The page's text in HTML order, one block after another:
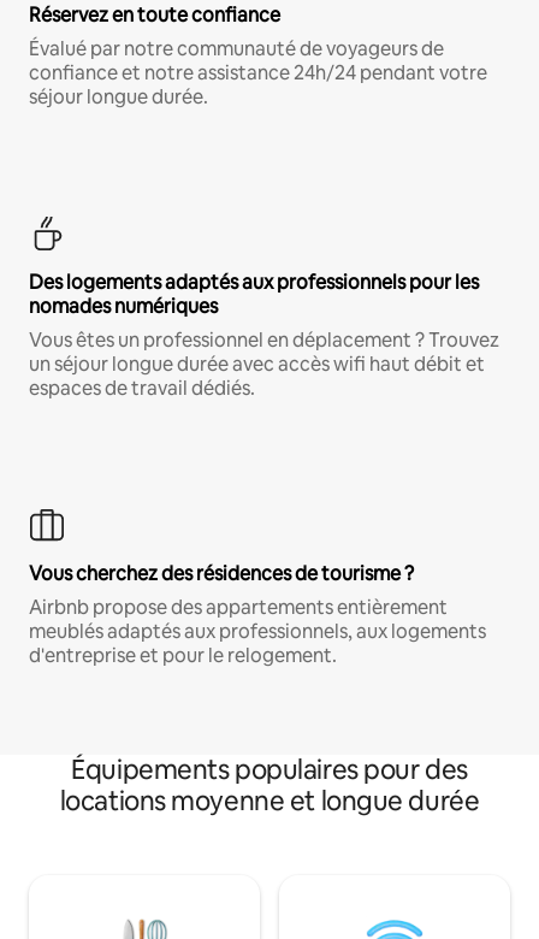
Réservez en toute confiance
Évalué par notre communauté de voyageurs de
confiance et notre assistance 24h/24 pendant votre
séjour longue durée.
Des logements adaptés aux professionnels pour les
nomades numériques
Vous êtes un professionnel en déplacement ? Trouvez
un séjour longue durée avec accès wifi haut débit et
espaces de travail dédiés.
Vous cherchez des résidences de tourisme ?
Airbnb propose des appartements entièrement
meublés adaptés aux professionnels, aux logements
d'entreprise et pour le relogement.
Équipements populaires pour des
locations moyenne et longue durée